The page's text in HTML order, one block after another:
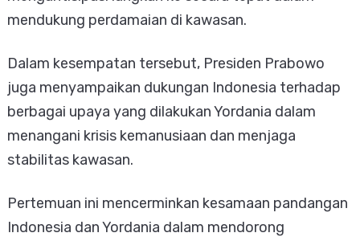
mendukung perdamaian di kawasan.
Dalam kesempatan tersebut, Presiden Prabowo
juga menyampaikan dukungan Indonesia terhadap
berbagai upaya yang dilakukan Yordania dalam
menangani krisis kemanusiaan dan menjaga
stabilitas kawasan.
Pertemuan ini mencerminkan kesamaan pandangan
Indonesia dan Yordania dalam mendorong